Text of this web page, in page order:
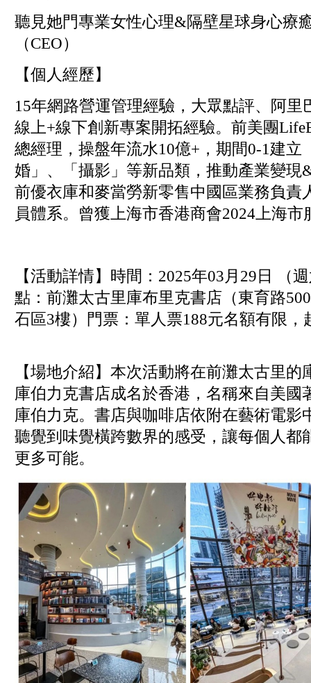
聽見她門專業女性心理&隔壁星球身心療
（CEO）
【個人經歷】
15年網路營運管理經驗，大眾點評、阿里
線上+線下創新專案開拓經驗。前美團
總經理，操盤年流水10億+，期間0-1建立
婚」、「攝影」等新品類，推動產業變現
前優衣庫和麥當勞新零售中國區業務負責
員體系。曾獲上海市香港商會2024上海市
【活動詳情】時間：2025年03月29日 （
點：前灘太古里庫布里克書店（東育路
石區3樓）門票：單人票188元名額有限，
【場地介紹】本次活動將在前灘太古里
庫伯力克書店成名於香港，名稱來自美國
庫伯力克。書店與咖啡店依附在藝術電影
聽覺到味覺橫跨數界的感受，讓每個人都
更多可能。